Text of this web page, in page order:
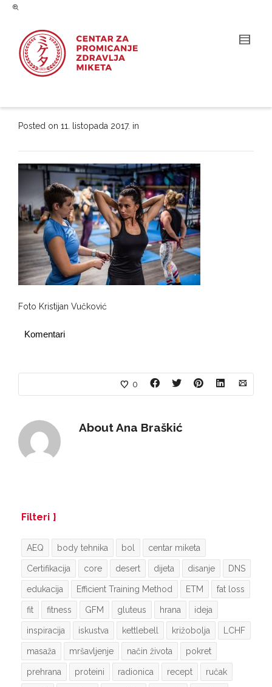
Posted on 11. listopada 2017. in
Foto Kristijan Vučković
Komentari
0
AboutAna Braškić
Filteri
AEQ body tehnika bol centar miketa
Certifikacija core desert dijeta disanje DNS
edukacija Efficient Training Method ETM fat loss
fit fitness GFM gluteus hrana ideja
inspiracija iskustva kettlebell križobolja LCHF
masaža mršavljenje način života pokret
prehrana proteini radionica recept ručak